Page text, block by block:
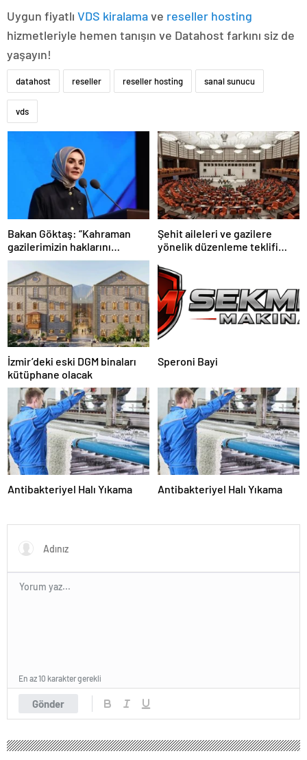
Uygun fiyatlı VDS kiralamave reseller hosting
hizmetleriyle hemen tanışın ve Datahost farkını siz de
yaşayın!
datahost reseller reseller hosting sanal sunucu
vds
Bakan Göktaş: “Kahraman
gazilerimizin haklarını
güçlendiren yeni bir dönemin
kapılarını aralıyoruz”
Şehit aileleri ve gazilere
yönelik düzenleme teklifi
İzmir’deki eski DGM binaları
kütüphane olacak
Speroni Bayi
Antibakteriyel Halı Yıkama Antibakteriyel Halı Yıkama
Gönder
En az 10 karakter gerekli